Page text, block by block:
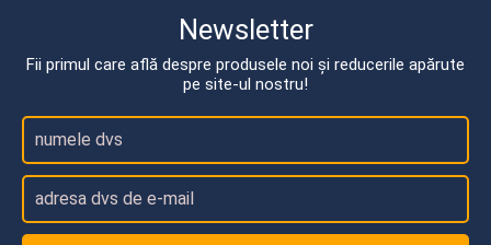
Newsletter
Fii primul care află despre produsele noi și reducerile apărute
pe site-ul nostru!